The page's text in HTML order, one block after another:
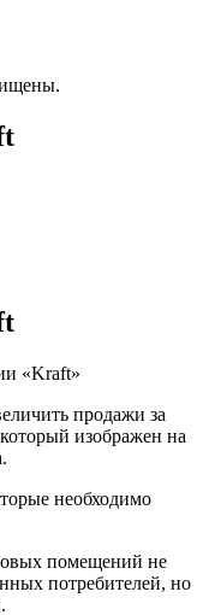
«Kraft»
продажи за
изображен на
необходимо
помещений не
потребителей, но